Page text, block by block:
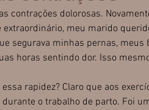
contrações dolorosas.
extraordinário, meu marido
segurava minhas pernas,
horas sentindo dor. Isso
rapidez? Claro que aos
o trabalho de parto. Foi